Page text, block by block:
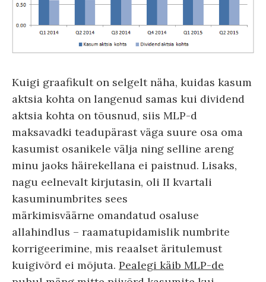
Kuigi graafikult on selgelt näha, kuidas kasum
aktsia kohta on langenud samas kui dividend
aktsia kohta on tõusnud, siis MLP-d
maksavadki teadupärast väga suure osa oma
kasumist osanikele välja ning selline areng
minu jaoks häirekellana ei paistnud. Lisaks,
nagu eelnevalt kirjutasin, oli II kvartali
kasuminumbrites sees
märkimisväärne omandatud osaluse
allahindlus – raamatupidamislik numbrite
korrigeerimine, mis reaalset äritulemust
kuigivõrd ei mõjuta. Pealegi käib MLP-de